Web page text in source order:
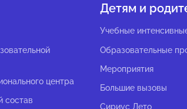
центра
состав
Детям и
Учебные
Образовательные
Мероприятия
Большие вызовы
Сириус Лето